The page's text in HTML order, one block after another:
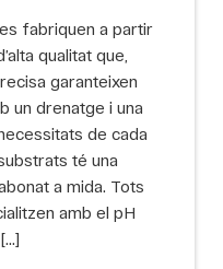
fabriquen a partir
qualitat que,
garanteixen
un drenatge i una
de cada
té una
a mida. Tots
amb el pH